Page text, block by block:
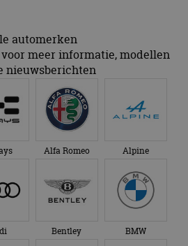
automerken
meer informatie, modellen
nieuwsberichten
Alfa Romeo Alpine
Bentley BMW